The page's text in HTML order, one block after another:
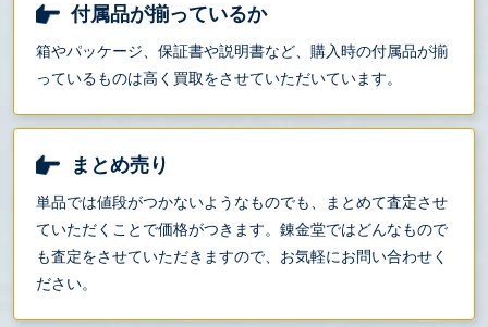
付属品が揃っているか
箱やパッケージ、保証書や説明書など、購入時の付属品が揃
っているものは高く買取をさせていただいています。
まとめ売り
単品では値段がつかないようなものでも、まとめて査定させ
ていただくことで価格がつきます。錬金堂ではどんなもので
も査定をさせていただきますので、お気軽にお問い合わせく
ださい。